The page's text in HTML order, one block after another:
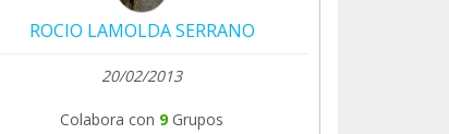
ROCIO LAMOLDA SERRANO
20/02/2013
Colabora con 9Grupos